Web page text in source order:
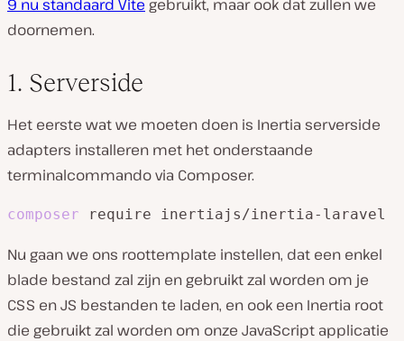
9 nu standaard Vite gebruikt, maar ook dat zullen we
doornemen.
1. Serverside
Het eerste wat we moeten doen is Inertia serverside
adapters installeren met het onderstaande
terminalcommando via Composer.
composer require inertiajs/inertia-laravel
Nu gaan we ons roottemplate instellen, dat een enkel
blade bestand zal zijn en gebruikt zal worden om je
CSS en JS bestanden te laden, en ook een Inertia root
die gebruikt zal worden om onze JavaScript applicatie